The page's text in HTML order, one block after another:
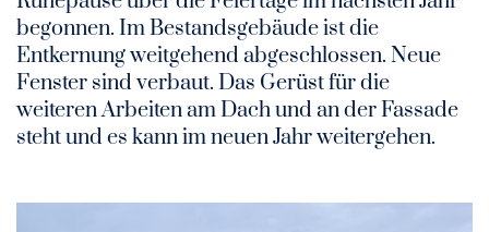
begonnen. Im Bestandsgebäude ist die
Entkernung weitgehend abgeschlossen. Neue
Fenster sind verbaut. Das Gerüst für die
weiteren Arbeiten am Dach und an der Fassade
steht und es kann im neuen Jahr weitergehen.